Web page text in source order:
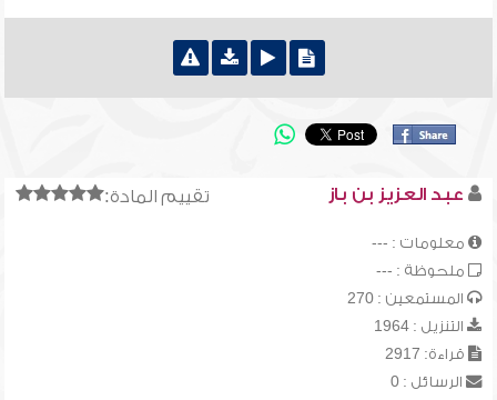
تقييم المادة: عبد العزيز بن باز
معلومات : ---
ملحوظة : ---
المستمعين : 270
التنزيل : 1964
قراءة: 2917
الرسائل : 0